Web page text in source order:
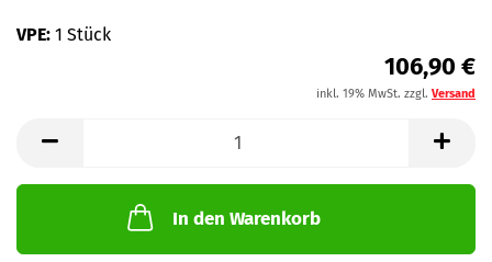
VPE: 1 Stück
106,90 €
inkl. 19% MwSt. zzgl. Versand
In den Warenkorb